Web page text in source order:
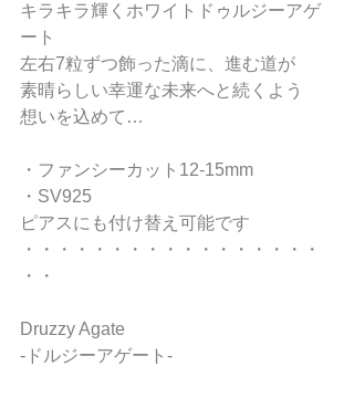
キラキラ輝くホワイトドゥルジーアゲ
ート
左右7粒ずつ飾った滴に、進む道が
素晴らしい幸運な未来へと続くよう
想いを込めて…
・ファンシーカット12-15mm
・SV925
ピアスにも付け替え可能です
・・・・・・・・・・・・・・・・・
・・
Druzzy Agate
-ドルジーアゲート-